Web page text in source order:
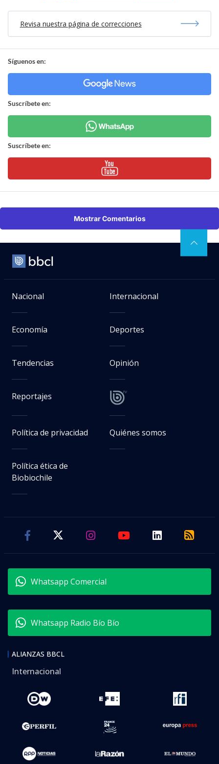
Revisa nuestra página de correcciones
Síguenos en:
Suscríbete en:
Suscríbete en:
Mostrar Comentarios
Nacional Internacional
Economía Deportes
Tendencias Opinión
Reportajes
Política de privacidad Quiénes somos
Política ética de
Biobiochile
Whatsapp Comercial
Whatsapp Radio Bío Bío
ALIANZAS BBCL
Internacional